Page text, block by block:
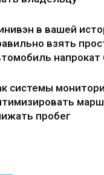
в вашей
взять
напрокат
системы
пробег